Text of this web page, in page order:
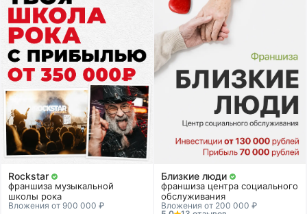
Rockstar
франшиза музыкальной
школы рока
Вложения от 900 000 ₽
Близкие люди
франшиза центра социального
обслуживания
Вложения от 200 000 ₽